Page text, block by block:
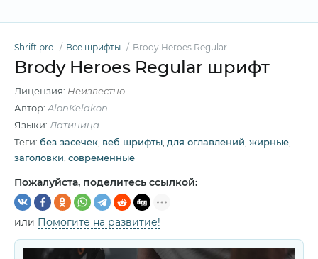
Shrift.pro Все шрифты Brody Heroes Regular
Brody Heroes Regular шрифт
Лицензия: Неизвестно
Автор: AlonKelakon
Языки: Латиница
Теги: без засечек веб шрифты для оглавлений жирные
заголовки современные
Пожалуйста, поделитесь ссылкой:
или Помогите на развитие!